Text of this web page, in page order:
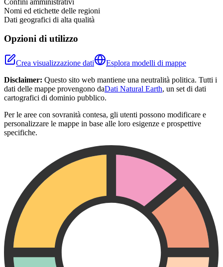
Nomi ed etichette delle regioni
Dati geografici di alta qualità
Opzioni di utilizzo
Crea visualizzazione dati
Esplora modelli di mappe
Disclaimer: Questo sito web mantiene una neutralità politica. Tutti i
dati delle mappe provengono daDati Natural Earth, un set di dati
cartografici di dominio pubblico.
Per le aree con sovranità contesa, gli utenti possono modificare e
personalizzare le mappe in base alle loro esigenze e prospettive
specifiche.